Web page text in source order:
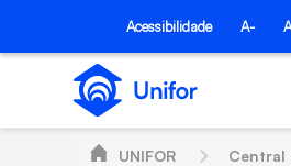
Pular para o Conteúdo principal
Acessibilidade A-
UNIFOR Central